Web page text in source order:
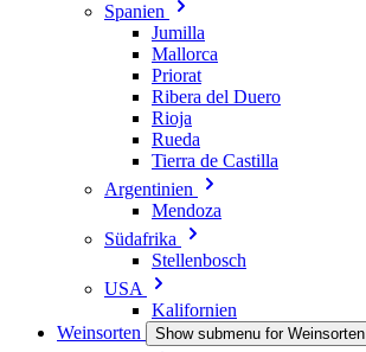
Spanien
Jumilla
Mallorca
Priorat
Ribera del Duero
Rioja
Rueda
Tierra de Castilla
Argentinien
Mendoza
Südafrika
Stellenbosch
USA
Kalifornien
Weinsorten
Show submenu for